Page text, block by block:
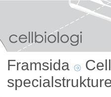
Framsida